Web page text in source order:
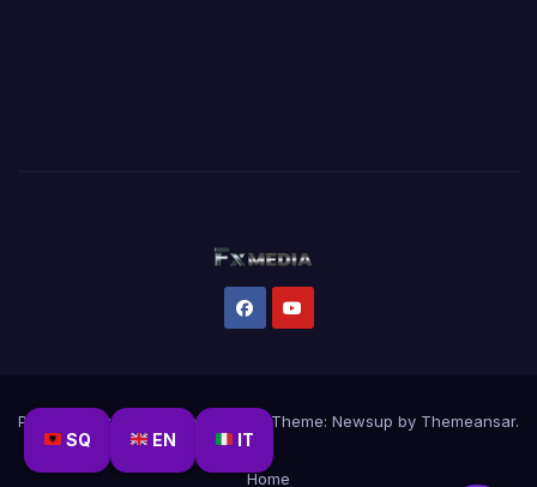
SQ EN IT
Proudly powered by WordPress |Theme: Newsup by Themeansar.
Home